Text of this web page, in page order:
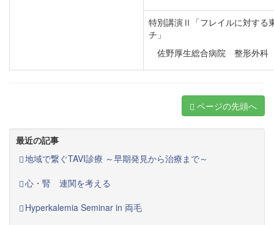
特別講演Ⅱ「フレイルに対する
チ」
佐野厚生総合病院 整形外
ページの先頭へ
最近の記事
地域で繋ぐTAVI診療 ～早期発見から治療まで～
心・腎 連関を考える
Hyperkalemia Seminar in 両毛